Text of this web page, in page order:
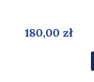
180,00 zł